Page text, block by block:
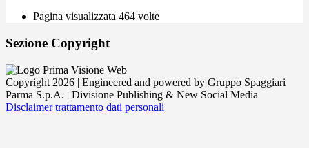
Pagina visualizzata 464 volte
Sezione Copyright
Copyright 2026 | Engineered and powered by Gruppo Spaggiari
Parma S.p.A. | Divisione Publishing & New Social Media
Disclaimer trattamento dati personali